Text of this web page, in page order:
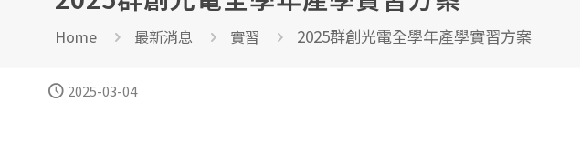
Home 最新消息 實習 2025群創光電全學年產學實習方案
2025-03-04